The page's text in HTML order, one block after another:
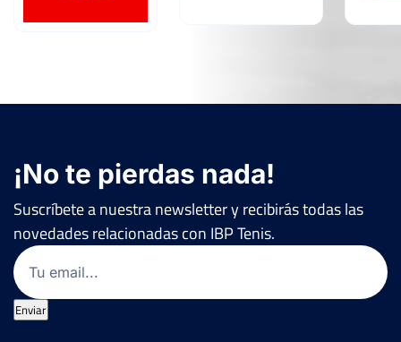
¡No te pierdas nada!
Suscríbete a nuestra newsletter y recibirás todas las
novedades relacionadas con IBP Tenis.
Email
Enviar